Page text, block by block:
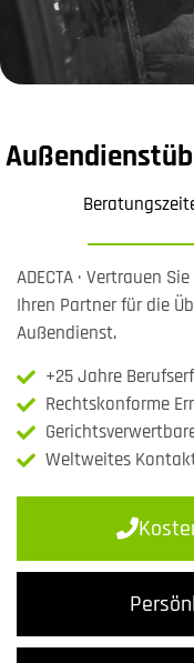
ADECTA · Vertrauen
Ihren Partner für die
Außendienst.
+25 Jahre
Rechtskonforme
Weltweites